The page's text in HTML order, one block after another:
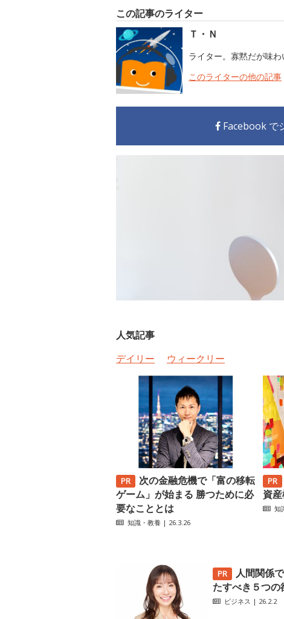
この記事のライター
Ｔ・Ｎ
ライター。寡黙だが味わ
このライターの他の記事
Facebook で
人気記事
デイリー
ウィークリー
次の金融危機で「富の移転
ゲーム」が始まる 勝つために必
要なこととは
知識・教養 | 26.3.26
資
知
人間関係
たすべき５つの
ビジネス | 26.2.2